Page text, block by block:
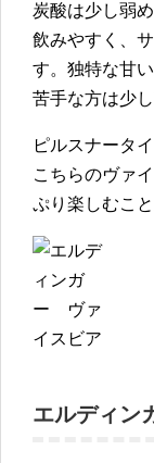
炭酸は少し弱
飲みやすく、
す。独特な甘
苦手な方は少
ピルスナータ
こちらのヴァ
ぷり楽しむこ
エルディ